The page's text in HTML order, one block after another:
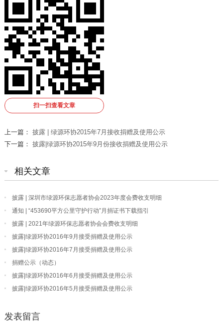
扫一扫查看文章
上一篇： 披露 | 绿源环协2015年7月接收捐赠及使用公示
下一篇： 披露|绿源环协2015年9月份接收捐赠及使用公示
相关文章
披露 | 深圳市绿源环保志愿者协会2023年度会费收支明细
通知 | “453690平方公里守护行动”月捐证书下载指引
披露 | 2021年绿源环保志愿者协会会费收支明细
披露|绿源环协2016年9月接受捐赠及使用公示
披露|绿源环协2016年7月接受捐赠及使用公示
捐赠公示（动态）
披露|绿源环协2016年6月接受捐赠及使用公示
披露|绿源环协2016年5月接受捐赠及使用公示
发表留言